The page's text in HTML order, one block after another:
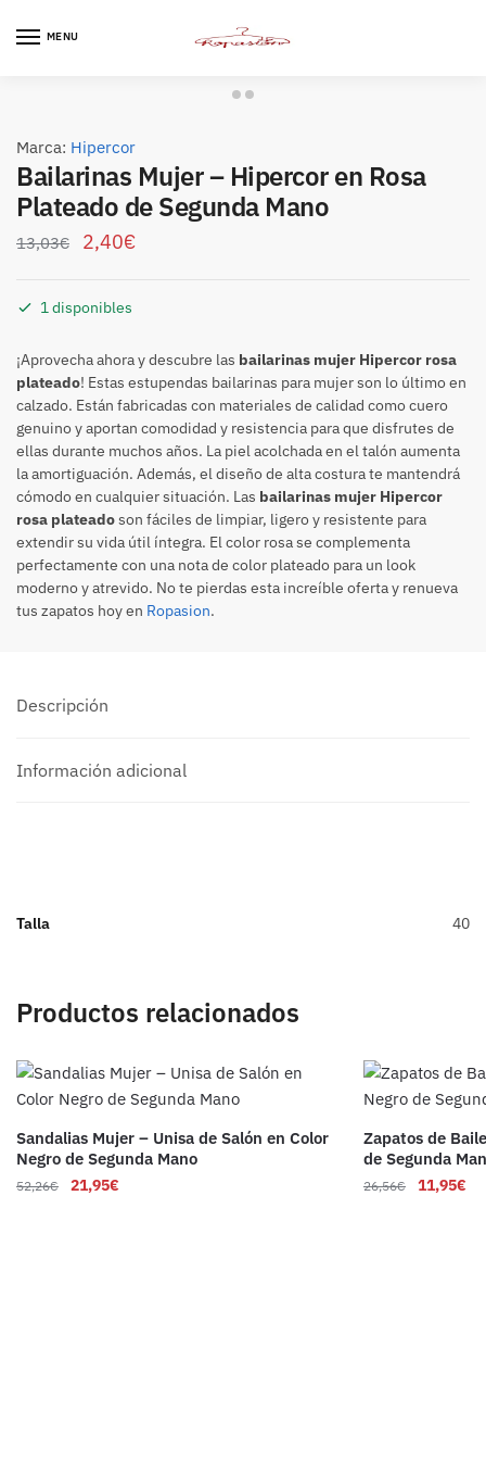
MENU
Marca: Hipercor
Bailarinas Mujer – Hipercor en Rosa
Plateado de Segunda Mano
13,03€ 2,40€
1 disponibles
¡Aprovecha ahora y descubre las bailarinas mujer Hipercor rosa
plateado! Estas estupendas bailarinas para mujer son lo último en
calzado. Están fabricadas con materiales de calidad como cuero
genuino y aportan comodidad y resistencia para que disfrutes de
ellas durante muchos años. La piel acolchada en el talón aumenta
la amortiguación. Además, el diseño de alta costura te mantendrá
cómodo en cualquier situación. Las bailarinas mujer Hipercor
rosa plateadoson fáciles de limpiar, ligero y resistente para
extendir su vida útil íntegra. El color rosa se complementa
perfectamente con una nota de color plateado para un look
moderno y atrevido. No te pierdas esta increíble oferta y renueva
tus zapatos hoy en Ropasion.
Descripción
Información adicional
Talla 40
Productos relacionados
Sandalias Mujer – Unisa de Salón en Color
Negro de Segunda Mano
52,26€ 21,95€
Zapatos de
de Segunda
26,56€ 11,95€